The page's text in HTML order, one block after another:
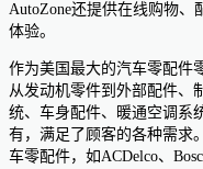
AutoZone还提供在线购物
体验。
作为美国最大的汽车零配件
从发动机零件到外部配件、
统、车身配件、暖通空调系
有，满足了顾客的各种需求
车零配件，如ACDelco、